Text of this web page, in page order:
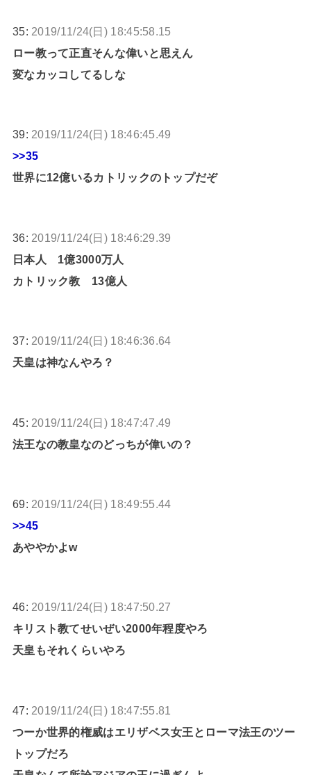
35: 2019/11/24(日) 18:45:58.15
ロー教って正直そんな偉いと思えん
変なカッコしてるしな
39: 2019/11/24(日) 18:46:45.49
>>35
世界に12億いるカトリックのトップだぞ
36: 2019/11/24(日) 18:46:29.39
日本人 1億3000万人
カトリック教 13億人
37: 2019/11/24(日) 18:46:36.64
天皇は神なんやろ？
45: 2019/11/24(日) 18:47:47.49
法王なの教皇なのどっちが偉いの？
69: 2019/11/24(日) 18:49:55.44
>>45
あややかよw
46: 2019/11/24(日) 18:47:50.27
キリスト教てせいぜい2000年程度やろ
天皇もそれくらいやろ
47: 2019/11/24(日) 18:47:55.81
つーか世界的権威はエリザベス女王とローマ法王のツー
トップだろ